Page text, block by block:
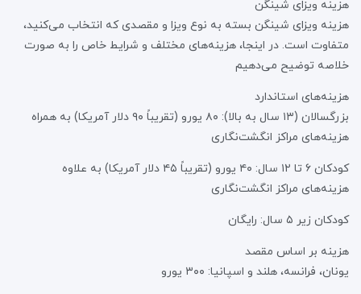
هزینه ویزای شینگن
هزینه ویزای شینگن بسته به نوع ویزا و مقصدی که انتخاب می‌کنید،
متفاوت است. در اینجا، هزینه‌های مختلف و شرایط خاص را به صورت
خلاصه توضیح می‌دهیم
هزینه‌های استاندارد
بزرگسالان (۱۳ سال به بالا): ۸۰ یورو (تقریباً ۹۰ دلار آمریکا) به همراه
هزینه‌های مراکز انگشت‌نگاری
کودکان ۶ تا ۱۲ سال: ۴۰ یورو (تقریباً ۴۵ دلار آمریکا) به علاوه
هزینه‌های مراکز انگشت‌نگاری
کودکان زیر ۵ سال: رایگان
هزینه بر اساس مقصد
یونان، فرانسه، هلند و اسپانیا: ۳۰۰ یورو